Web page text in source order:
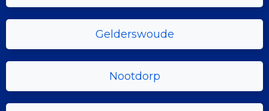
Gelderswoude
Nootdorp